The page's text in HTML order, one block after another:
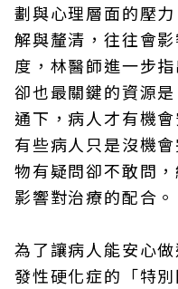
劃與心理層面的壓
解與釐清，往往會
度，林醫師進一步
卻也最關鍵的資源
通下，病人才有機
有些病人只是沒機
物有疑問卻不敢問
影響對治療的配合。
為了讓病人能安心
發性硬化症的「特